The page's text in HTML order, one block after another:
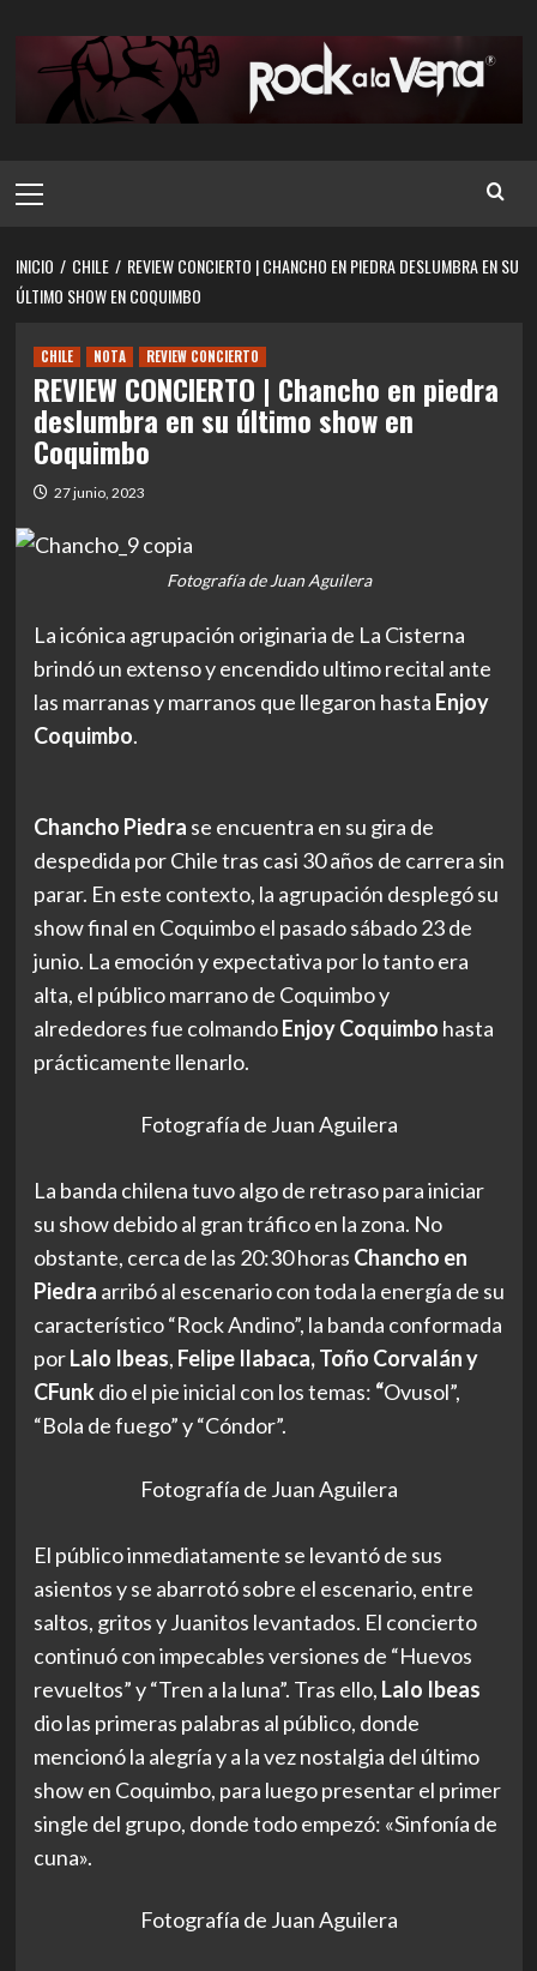
contenido
principal
INICIO CHILE
REVIEW CONCIERTO | CHANCHO EN PIEDRA DESLUMBRA EN SU
ÚLTIMO SHOW EN COQUIMBO
CHILE NOTA REVIEW CONCIERTO
REVIEW CONCIERTO | Chancho en piedra
deslumbra en su último show en
Coquimbo
27 junio, 2023
Fotografía de Juan Aguilera
La icónica agrupación originaria de La Cisterna
brindó un extenso y encendido ultimo recital ante
las marranas y marranos que llegaron hasta Enjoy
Coquimbo.
Chancho Piedra se encuentra en su gira de
despedida por Chile tras casi 30 años de carrera sin
parar. En este contexto, la agrupación desplegó su
show final en Coquimbo el pasado sábado 23 de
junio. La emoción y expectativa por lo tanto era
alta, el público marrano de Coquimbo y
alrededores fue colmandoEnjoy Coquimbo hasta
prácticamente llenarlo.
Fotografía de Juan Aguilera
La banda chilena tuvo algo de retraso para iniciar
su show debido al gran tráfico en la zona. No
obstante, cerca de las 20:30 horas Chancho en
Piedra arribó al escenario con toda la energía de su
característico “Rock Andino”, la banda conformada
porLalo Ibeas, Felipe Ilabaca, Toño Corvalán y
CFunkdio el pie inicial con los temas: “Ovusol”,
“Bola de fuego”y “Cóndor”.
Fotografía de Juan Aguilera
El público inmediatamente se levantó de sus
asientos y se abarrotó sobre el escenario, entre
saltos, gritos y Juanitos levantados. El concierto
continuó con impecables versiones de “Huevos
revueltos” y “Tren a la luna”. Tras ello, Lalo Ibeas
dio las primeras palabras al público, donde
mencionó la alegría y a la vez nostalgia del último
show en Coquimbo, para luego presentar el primer
single del grupo, donde todo empezó: «Sinfonía de
cuna».
Fotografía de Juan Aguilera